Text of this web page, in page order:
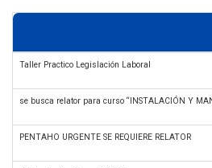
Taller Practico Legislación Laboral
se busca relator para curso “INSTALACIÓN Y
PENTAHO URGENTE SE REQUIERE RELATOR